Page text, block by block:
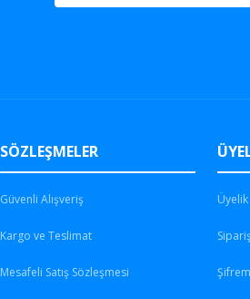
SÖZLEŞMELER
Güvenli Alışveriş
Kargo ve Teslimat
Mesafeli Satış Sözleşmesi
Üyelik
Sipariş